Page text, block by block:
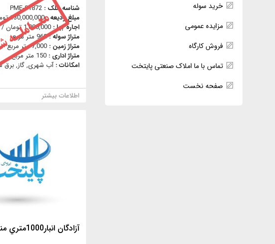
خرید سوله
مزایده عمومی
فروش کارگاه
تماس با ما املاک صنعتی پایتخت
صفحه نخست
شناسه ملک : PME-01872
مبلغ ودیعه :130,000,000 تومان
اجاره بها : 1,000,000 تومان / ماه
متراژ سوله :960 متر مربع
متراژ زمین : 7,000 متر مربع
متراژ اداری : 150 متر مربع
امکانات :آب شهری, گاز, برق
اطلاعات بیشتر
آزادگان انبار1000متري مناسب نجاري